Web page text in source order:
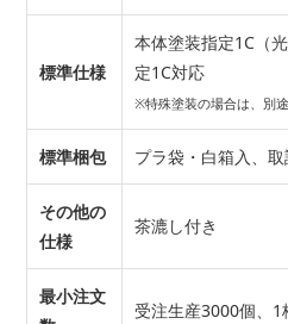
標準仕様
本体塗装指定1C（
定1C対応
※特殊塗装の場合は、別
標準梱包 プラ袋・白箱入、
その他の
仕様
茶漉し付き
最小注文
受注生産3000個、1